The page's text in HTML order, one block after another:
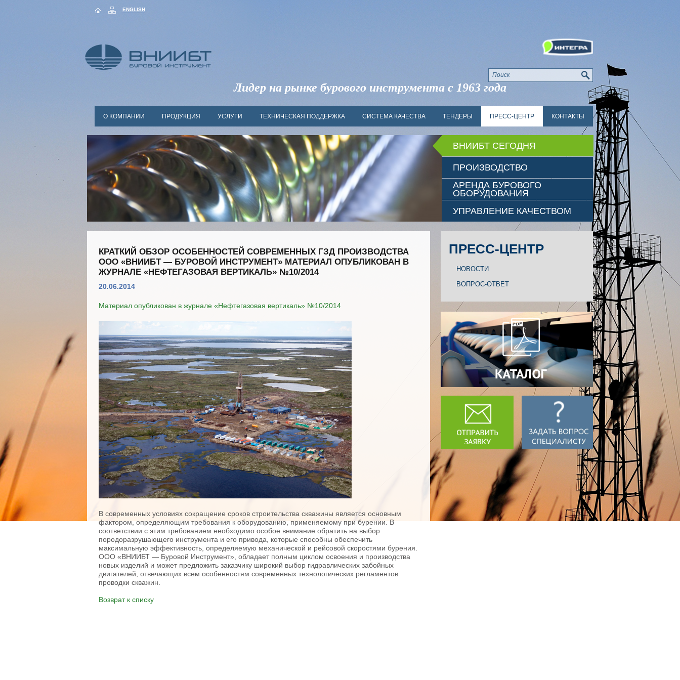
ENGLISH
Лидер на рынке бурового инструмента с 1963 года
О КОМПАНИИ ПРОДУКЦИЯ УСЛУГИ ТЕХНИЧЕСКАЯ ПОДДЕРЖКА СИСТЕМА КАЧЕСТВА ТЕНДЕРЫ ПРЕСС-ЦЕНТР КОНТАКТЫ
ВНИИБТ СЕГОДНЯ
ПРОИЗВОДСТВО
АРЕНДА БУРОВОГО
ОБОРУДОВАНИЯ
УПРАВЛЕНИЕ КАЧЕСТВОМ
КРАТКИЙ ОБЗОР ОСОБЕННОСТЕЙ СОВРЕМЕННЫХ ГЗД ПРОИЗВОДСТВА
ООО «ВНИИБТ — БУРОВОЙ ИНСТРУМЕНТ» МАТЕРИАЛ ОПУБЛИКОВАН В
ЖУРНАЛЕ «НЕФТЕГАЗОВАЯ ВЕРТИКАЛЬ» №10/2014
20.06.2014
Материал опубликован в журнале «Нефтегазовая вертикаль» №10/2014
В современных условиях сокращение сроков строительства скважины является основным
фактором, определяющим требования к оборудованию, применяемому при бурении. В
соответствии с этим требованием необходимо особое внимание обратить на выбор
породоразрушающего инструмента и его привода, которые способны обеспечить
максимальную эффективность, определяемую механической и рейсовой скоростями бурения.
ООО «ВНИИБТ — Буровой Инструмент», обладает полным циклом освоения и производства
новых изделий и может предложить заказчику широкий выбор гидравлических забойных
двигателей, отвечающих всем особенностям современных технологических регламентов
проводки скважин.
Возврат к списку
ПРЕСС-ЦЕНТР
НОВОСТИ
ВОПРОС-ОТВЕТ